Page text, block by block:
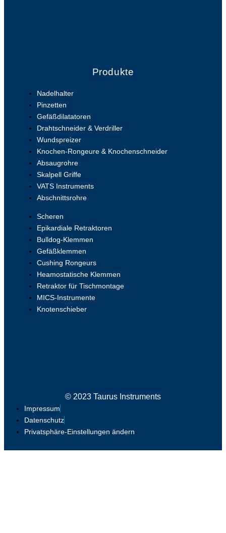
Produkte
Nadelhalter
Pinzetten
Gefäßdilatatoren
Drahtschneider & Verdriller
Wundspreizer
Knochen-Rongeure & Knochenschneider
Absaugrohre
Skalpell Griffe
VATS Instruments
Abschnittsrohre
Scheren
Epikardiale Retraktoren
Bulldog-Klemmen
Gefäßklemmen
Cushing Rongeurs
Heamostatische Klemmen
Retraktor für Tischmontage
MICS-Instrumente
Knotenschieber
© 2023 Taurus Instruments
Impressum
Datenschutz
Privatsphäre-Einstellungen ändern